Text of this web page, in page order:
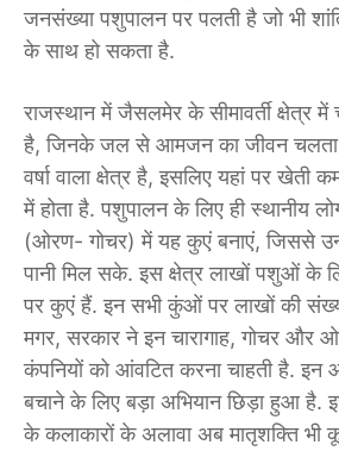
जनसंख्या पशुपालन पर पलती है जो भी
के साथ हो सकता है.
राजस्थान में जैसलमेर के सीमावर्ती क्षेत्र में
है, जिनके जल से आमजन का जीवन
वर्षा वाला क्षेत्र है, इ​सलिए यहां पर खेती
में होता है. पशुपालन के लिए ही स्थानीय
(ओरण- गोचर) में यह कुएं बनाएं, जिससे
पानी मिल सके. इस क्षेत्र लाखों पशुओं के
पर कुएं हैं. इन सभी कुंओं पर लाखों की
मगर, सरकार ने इन चारागाह, गोचर और
कंपनियों को आंवटित करना चाहती है. इन
बचाने के लिए बड़ा अभियान छिड़ा हुआ
के कलाकारों के अलावा अब मातृशक्ति भी